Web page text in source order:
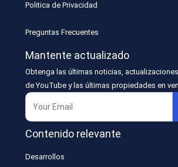
Politica de Privacidad
Preguntas Frecuentes
Mantente actualizado
Obtenga las últimas noticias,
de YouTube y las últimas propiedades en
Contenido relevante
Desarrollos